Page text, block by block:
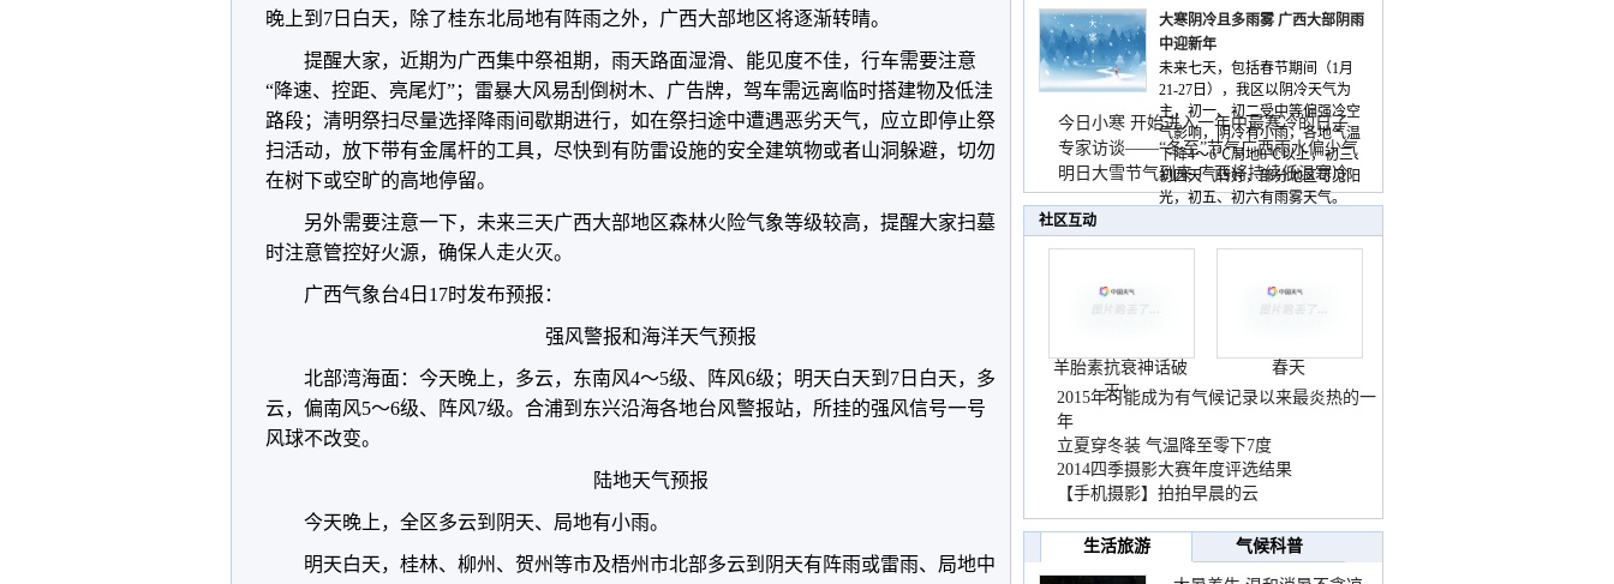
晚上到7日白天，除了桂东北局地有阵雨之外，广西大部地区将逐渐转晴。
提醒大家，近期为广西集中祭祖期，雨天路面湿滑、能见度不佳，行车需要注意
“降速、控距、亮尾灯”；雷暴大风易刮倒树木、广告牌，驾车需远离临时搭建物及低洼
路段；清明祭扫尽量选择降雨间歇期进行，如在祭扫途中遭遇恶劣天气，应立即停止祭
扫活动，放下带有金属杆的工具，尽快到有防雷设施的安全建筑物或者山洞躲避，切勿
在树下或空旷的高地停留。
另外需要注意一下，未来三天广西大部地区森林火险气象等级较高，提醒大家扫墓
时注意管控好火源，确保人走火灭。
广西气象台4日17时发布预报：
强风警报和海洋天气预报
北部湾海面：今天晚上，多云，东南风4～5级、阵风6级；明天白天到7日白天，多
云，偏南风5～6级、阵风7级。合浦到东兴沿海各地台风警报站，所挂的强风信号一号
风球不改变。
陆地天气预报
今天晚上，全区多云到阴天、局地有小雨。
明天白天，桂林、柳州、贺州等市及梧州市北部多云到阴天有阵雨或雷雨、局地中
大寒阴冷且多雨雾 广西大部阴雨
中迎新年
未来七天，包括春节期间（1月
21-27日），我区以阴冷天气为
主，初一、初二受中等偏强冷空
气影响，阴冷有小雨，各地气温
下降4～6℃局地8℃以上，初三、
初四天气转好，部分地区可见阳
光，初五、初六有雨雾天气。
今日小寒 开始进入一年中最寒冷的日子
专家访谈——“冬至”节气广西雨水偏少气
温低
明日大雪节气到来 广西将持续低温寒冷
天气
社区互动
羊胎素抗衰神话破
灭！
春天
2015年可能成为有气候记录以来最炎热的一
年
立夏穿冬装 气温降至零下7度
2014四季摄影大赛年度评选结果
【手机摄影】拍拍早晨的云
生活旅游 气候科普